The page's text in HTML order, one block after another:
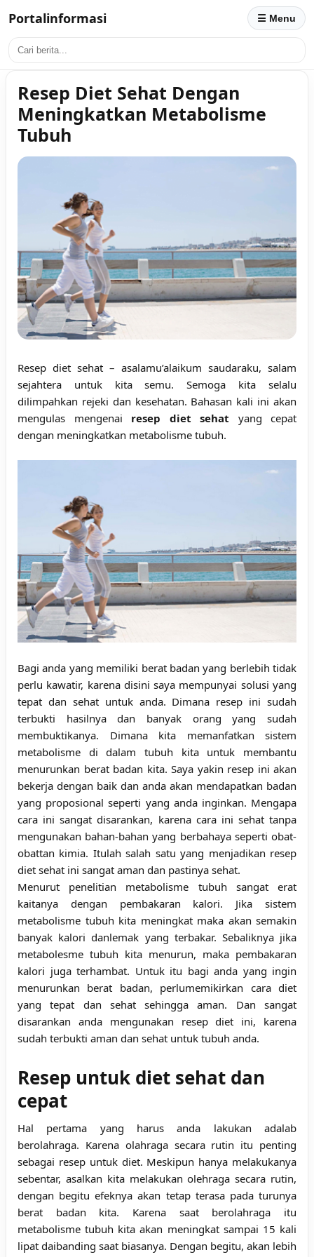
Portalinformasi ☰ Menu
Resep Diet Sehat Dengan
Meningkatkan Metabolisme
Tubuh
Resep diet sehat – asalamu’alaikum saudaraku, salam
sejahtera untuk kita semu. Semoga kita selalu
dilimpahkan rejeki dan kesehatan. Bahasan kali ini akan
mengulas mengenai resep diet sehat yang cepat
dengan meningkatkan metabolisme tubuh.
Bagi anda yang memiliki berat badan yang berlebih tidak
perlu kawatir, karena disini saya mempunyai solusi yang
tepat dan sehat untuk anda. Dimana resep ini sudah
terbukti hasilnya dan banyak orang yang sudah
membuktikanya. Dimana kita memanfatkan sistem
metabolisme di dalam tubuh kita untuk membantu
menurunkan berat badan kita. Saya yakin resep ini akan
bekerja dengan baik dan anda akan mendapatkan badan
yang proposional seperti yang anda inginkan. Mengapa
cara ini sangat disarankan, karena cara ini sehat tanpa
mengunakan bahan-bahan yang berbahaya seperti obat-
obattan kimia. Itulah salah satu yang menjadikan resep
diet sehat ini sangat aman dan pastinya sehat.
Menurut penelitian metabolisme tubuh sangat erat
kaitanya dengan pembakaran kalori. Jika sistem
metabolisme tubuh kita meningkat maka akan semakin
banyak kalori danlemak yang terbakar. Sebaliknya jika
metabolesme tubuh kita menurun, maka pembakaran
kalori juga terhambat. Untuk itu bagi anda yang ingin
menurunkan berat badan, perlumemikirkan cara diet
yang tepat dan sehat sehingga aman. Dan sangat
disarankan anda mengunakan resep diet ini, karena
sudah terbukti aman dan sehat untuk tubuh anda.
Resep untuk diet sehat dan
cepat
Hal pertama yang harus anda lakukan adalab
berolahraga. Karena olahraga secara rutin itu penting
sebagai resep untuk diet. Meskipun hanya melakukanya
sebentar, asalkan kita melakukan olehraga secara rutin,
dengan begitu efeknya akan tetap terasa pada turunya
berat badan kita. Karena saat berolahraga itu
metabolisme tubuh kita akan meningkat sampai 15 kali
lipat daibanding saat biasanya. Dengan begitu, akan lebih